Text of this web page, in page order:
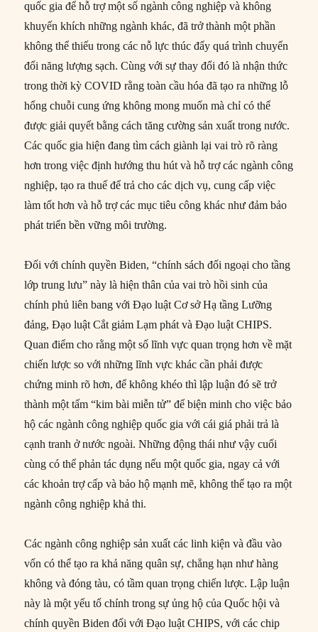
quốc gia để hỗ trợ một số ngành công nghiệp và không
khuyến khích những ngành khác, đã trở thành một phần
không thể thiếu trong các nỗ lực thúc đẩy quá trình chuyển
đổi năng lượng sạch. Cùng với sự thay đổi đó là nhận thức
trong thời kỳ COVID rằng toàn cầu hóa đã tạo ra những lỗ
hổng chuỗi cung ứng không mong muốn mà chỉ có thể
được giải quyết bằng cách tăng cường sản xuất trong nước.
Các quốc gia hiện đang tìm cách giành lại vai trò rõ ràng
hơn trong việc định hướng thu hút và hỗ trợ các ngành công
nghiệp, tạo ra thuế để trả cho các dịch vụ, cung cấp việc
làm tốt hơn và hỗ trợ các mục tiêu công khác như đảm bảo
phát triển bền vững môi trường.
Đối với chính quyền Biden, “chính sách đối ngoại cho tầng
lớp trung lưu” này là hiện thân của vai trò hồi sinh của
chính phủ liên bang với Đạo luật Cơ sở Hạ tầng Lưỡng
đảng, Đạo luật Cắt giảm Lạm phát và Đạo luật CHIPS.
Quan điểm cho rằng một số lĩnh vực quan trọng hơn về mặt
chiến lược so với những lĩnh vực khác cần phải được
chứng minh rõ hơn, để không khéo thì lập luận đó sẽ trở
thành một tấm “kim bài miễn tử” để biện minh cho việc bảo
hộ các ngành công nghiệp quốc gia với cái giá phải trả là
cạnh tranh ở nước ngoài. Những động thái như vậy cuối
cùng có thể phản tác dụng nếu một quốc gia, ngay cả với
các khoản trợ cấp và bảo hộ mạnh mẽ, không thể tạo ra một
ngành công nghiệp khả thi.
Các ngành công nghiệp sản xuất các linh kiện và đầu vào
vốn có thể tạo ra khả năng quân sự, chẳng hạn như hàng
không và đóng tàu, có tầm quan trọng chiến lược. Lập luận
này là một yếu tố chính trong sự ủng hộ của Quốc hội và
chính quyền Biden đối với Đạo luật CHIPS, với các chip